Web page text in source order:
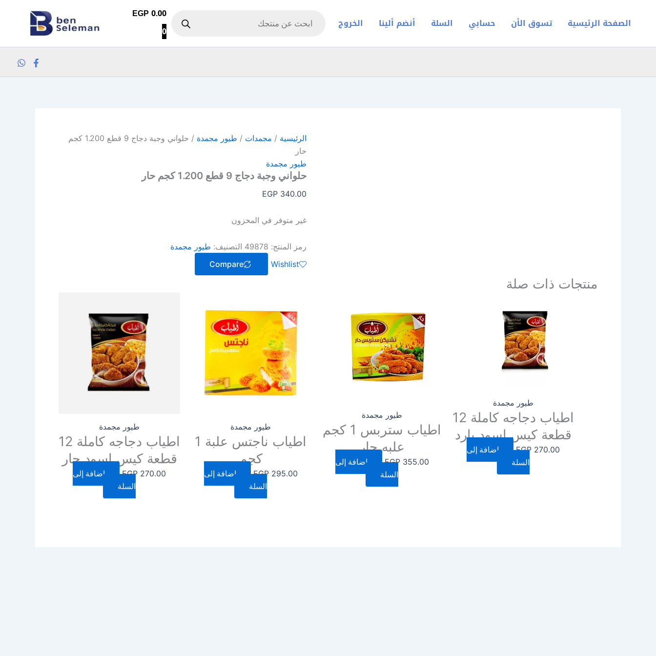
الصفحة الرئيسية تسوق الأن حسابي السلة أنضم ألينا الخروج search
EGP0.00
0
الرئيسية / مجمدات / طيور مجمدة
/ حلواني وجبة دجاج 9 قطع 1.200 كجم
حار
طيور مجمدة
حلواني وجبة دجاج 9 قطع 1.200 كجم حار
EGP340.00
غير متوفر في المخزون
رمز المنتج: 49878 التصنيف: طيور مجمدة
Wishlist
Compare
منتجات ذات صلة
طيور مجمدة
اطياب دجاجه كاملة 12
قطعة كيس اسود بارد
EGP 270.00
إضافة إلى
السلة
طيور مجمدة
اطياب ستربس 1 كجم
علبه حار
EGP355.00
إضافة إلى
السلة
طيور مجمدة
اطياب ناجتس علبة 1
كجم
EGP295.00
إضافة إلى
السلة
طيور مجمدة
اطياب دجاجه كاملة 12
قطعة كيس اسود حار
EGP 270.00
إضافة إلى
السلة